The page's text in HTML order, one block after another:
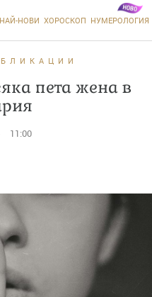
НАЙ-НОВИ ХОРОСКОП НУМЕРОЛОГИЯ
пета жена в
11:00